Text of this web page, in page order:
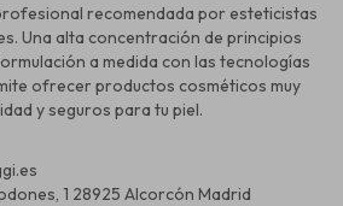
recomendada por esteticistas
Una alta concentración de principios
a medida con las tecnologías
ofrecer productos cosméticos muy
y seguros para tu piel.
1 28925 Alcorcón Madrid